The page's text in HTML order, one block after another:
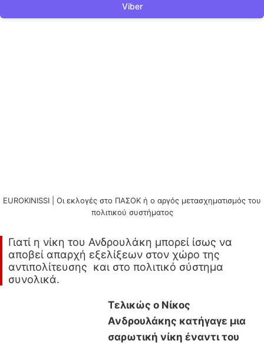
Viber
EUROKINISSI | Οι εκλογές στο ΠΑΣΟΚ ή ο αργός μετασχηματισμός του
πολιτικού συστήματος
Γιατί η νίκη του Ανδρουλάκη μπορεί ίσως να
αποβεί απαρχή εξελίξεων στον χώρο της
αντιπολίτευσης και στο πολιτικό σύστημα
συνολικά.
Τελικώς ο Νίκος
Ανδρουλάκης κατήγαγε μια
σαρωτική νίκη έναντι του